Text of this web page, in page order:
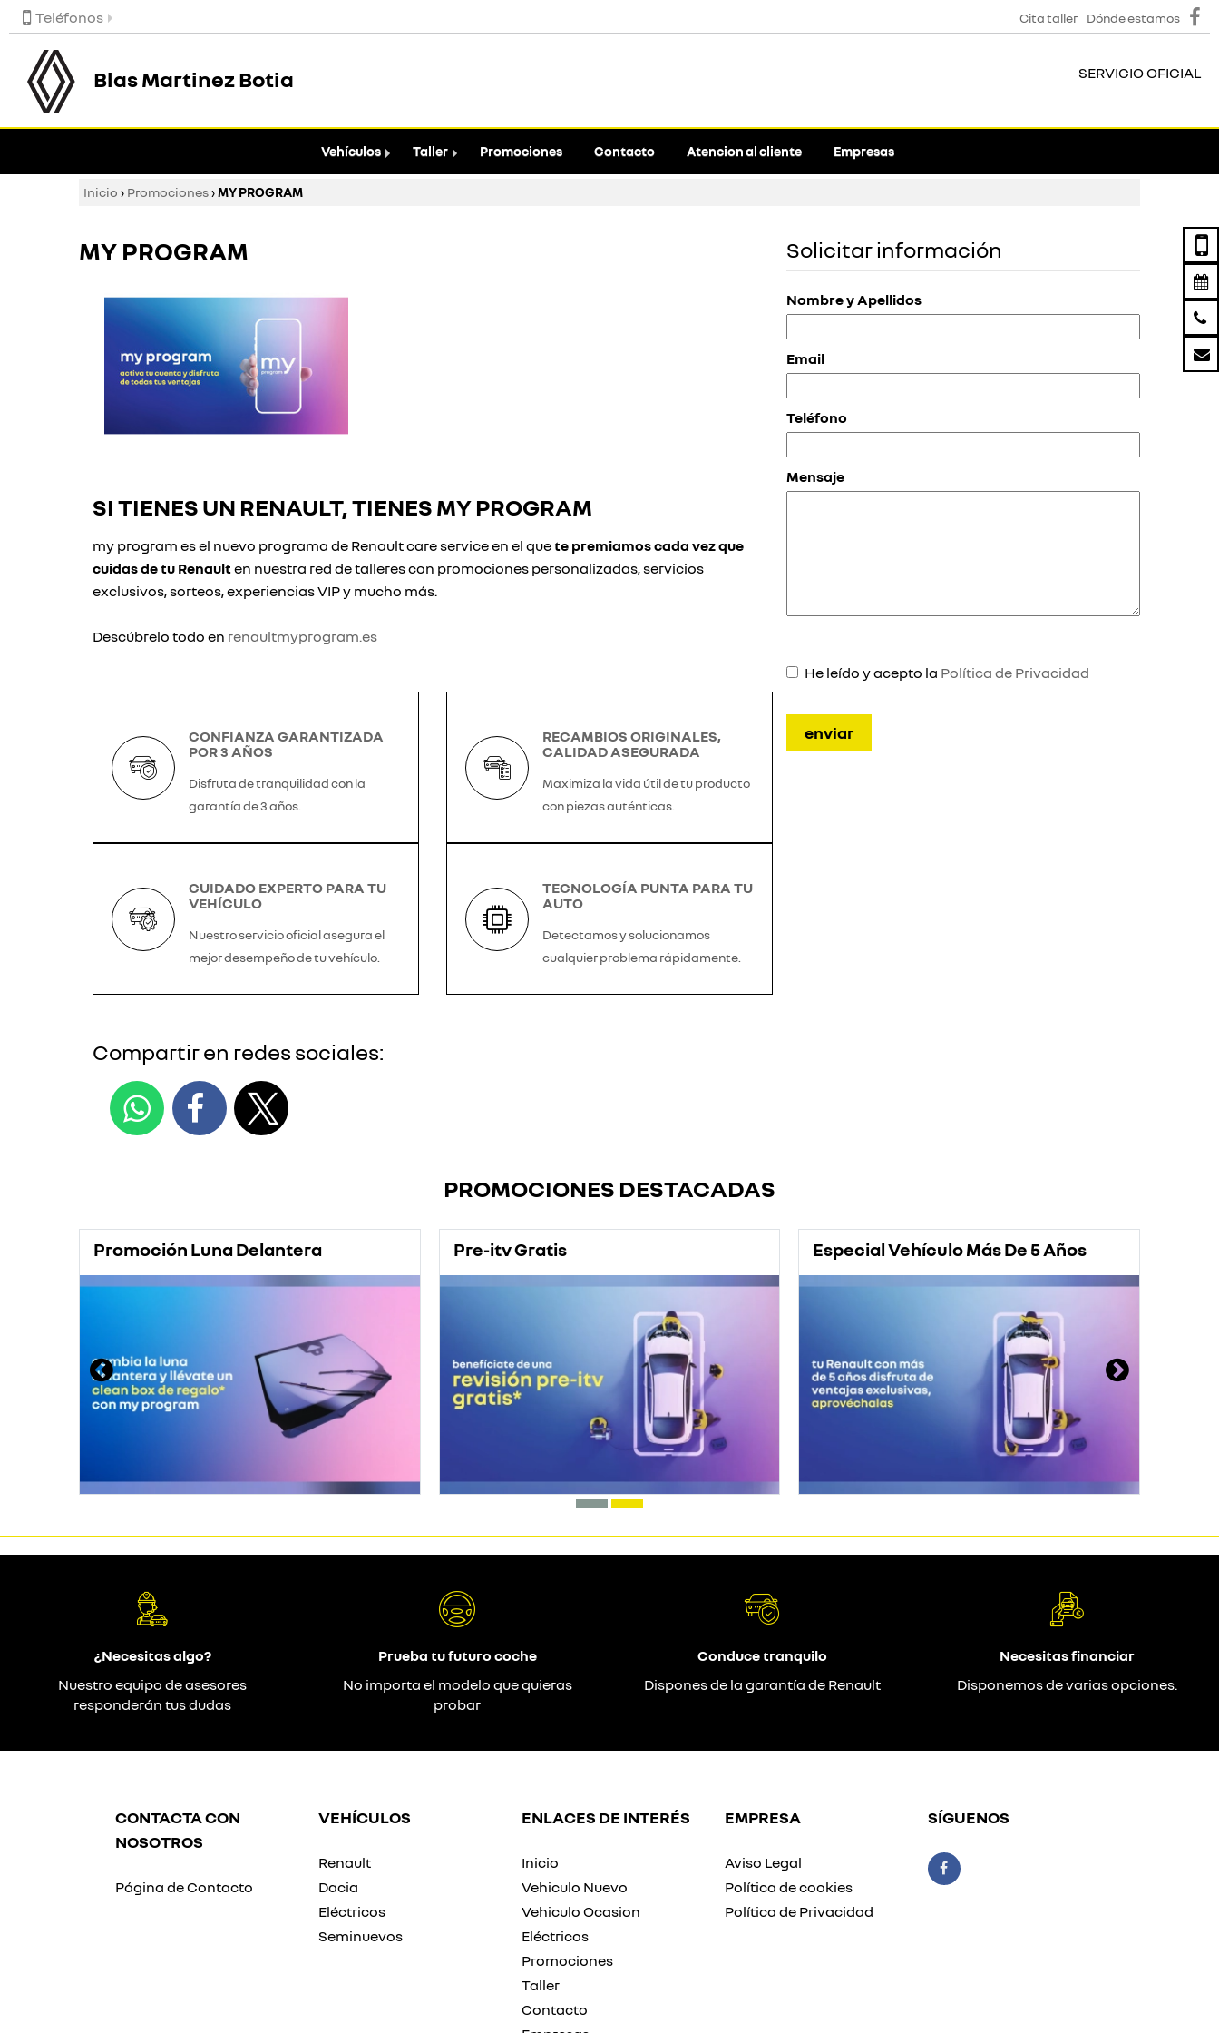
Teléfonos Cita taller Dónde estamos
Blas Martinez Botia SERVICIO OFICIAL
Vehículos Taller Promociones Contacto Atencion al cliente Empresas
Inicio › Promociones›MY PROGRAM
MY PROGRAM
SI TIENES UN RENAULT, TIENES MY PROGRAM
my program es el nuevo programa de Renault care service en el quete premiamos cada vez que
cuidas de tu Renaulten nuestra red de talleres con promociones personalizadas, servicios
exclusivos, sorteos, experiencias VIP y mucho más.
Descúbrelo todo en renaultmyprogram.es
CONFIANZA GARANTIZADA
POR 3 AÑOS
Disfruta de tranquilidad con la
garantía de 3 años.
RECAMBIOS ORIGINALES,
CALIDAD ASEGURADA
Maximiza la vida útil de tu producto
con piezas auténticas.
CUIDADO EXPERTO PARA TU
VEHÍCULO
Nuestro servicio oficial asegura el
mejor desempeño de tu vehículo.
TECNOLOGÍA PUNTA PARA TU
AUTO
Detectamos y solucionamos
cualquier problema rápidamente.
Compartir en redes sociales:
Solicitar información
Nombre y Apellidos
Email
Teléfono
Mensaje
He leído y acepto la Política de Privacidad
PROMOCIONES DESTACADAS
Promoción Luna Delantera Pre-itv Gratis Especial Vehículo Más De 5 Años
¿Necesitas algo?
Nuestro equipo de asesores
responderán tus dudas
Prueba tu futuro coche
No importa el modelo que quieras
probar
Conduce tranquilo
Dispones de la garantía de Renault
Necesitas financiar
Disponemos de varias opciones.
CONTACTA CON
NOSOTROS
Página de Contacto
VEHÍCULOS
Renault
Dacia
Eléctricos
Seminuevos
ENLACES DE INTERÉS
Inicio
Vehiculo Nuevo
Vehiculo Ocasion
Eléctricos
Promociones
Taller
Contacto
EMPRESA
Aviso Legal
Política de cookies
Política de Privacidad
SÍGUENOS